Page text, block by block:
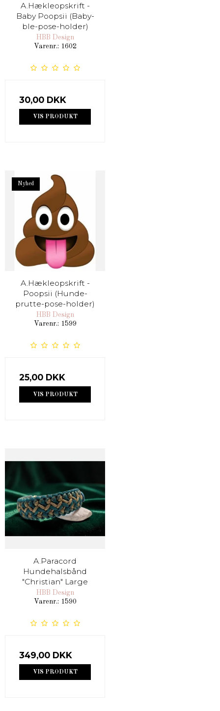
A.Hækleopskrift -
Baby Poopsii (Baby-
ble-pose-holder)
HBB Design
Varenr.: 1602
30,00 DKK
VIS PRODUKT
Nyhed
A.Hækleopskrift -
Poopsii (Hunde-
prutte-pose-holder)
HBB Design
Varenr.: 1599
25,00 DKK
VIS PRODUKT
A.Paracord
Hundehalsbånd
"Christian" Large
HBB Design
Varenr.: 1590
349,00 DKK
VIS PRODUKT